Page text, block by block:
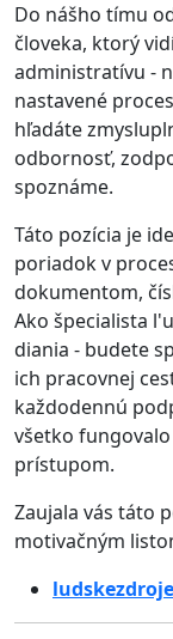
Do nášho tímu
človeka, ktorý
administratívu -
nastavené
hľadáte
odbornosť,
spoznáme.
Táto pozícia je
poriadok v
dokumentom,
Ako špecialista
diania - budete
ich pracovnej
každodennú
všetko
prístupom.
Zaujala vás táto
motivačným